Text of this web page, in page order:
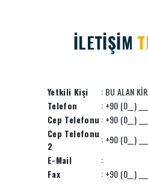
İLETİŞİM
Yetkili Kişi
: BU ALAN
Telefon
: +90 (0__) ___-
Cep Telefonu : +90 (0__) ___-
Cep Telefonu
2
: +90 (0__) ___-
E-Mail
:
Fax
: +90 (0__) ___-